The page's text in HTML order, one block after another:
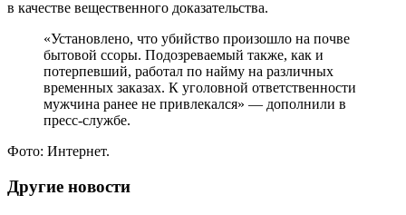
в качестве вещественного доказательства.
«Установлено, что убийство произошло на почве
бытовой ссоры. Подозреваемый также, как и
потерпевший, работал по найму на различных
временных заказах. К уголовной ответственности
мужчина ранее не привлекался» — дополнили в
пресс-службе.
Фото: Интернет.
Другие новости